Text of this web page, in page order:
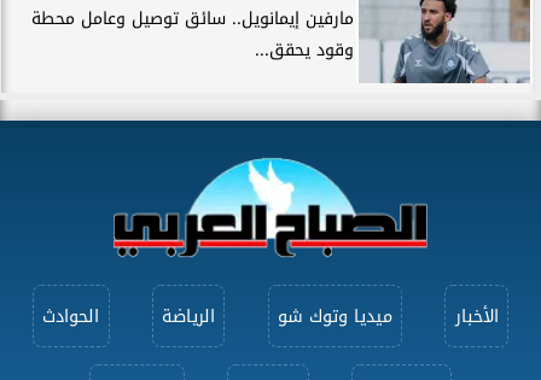
مارفين إيمانويل.. سائق توصيل وعامل محطة
وقود يحقق...
الأخبار ميديا وتوك شو الرياضة الحوادث